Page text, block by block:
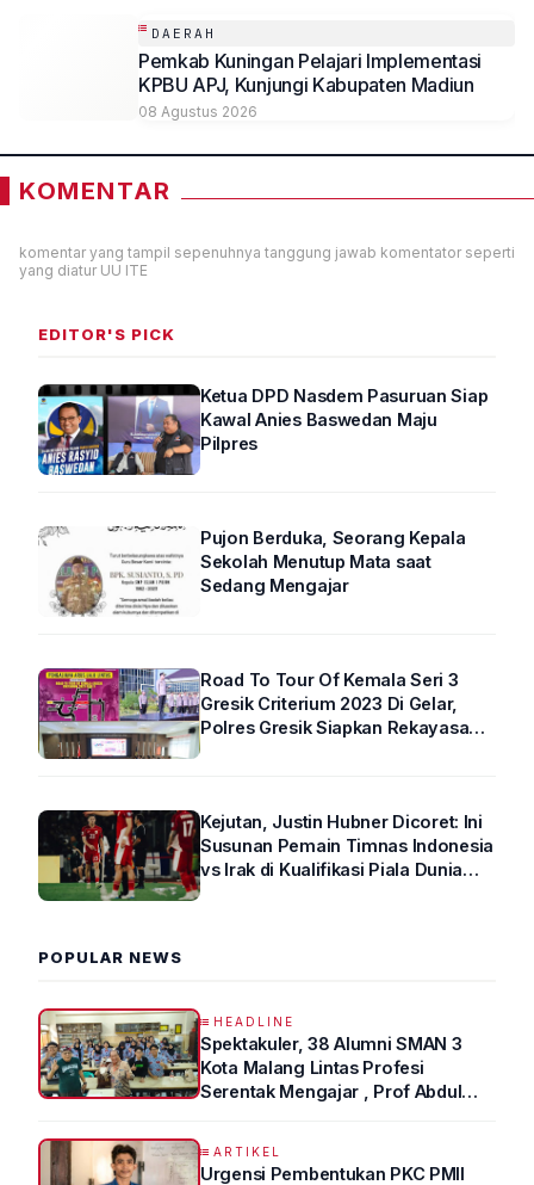
DAERAH
Pemkab Kuningan Pelajari Implementasi
KPBU APJ, Kunjungi Kabupaten Madiun
08 Agustus 2026
KOMENTAR
komentar yang tampil sepenuhnya tanggung jawab komentator seperti
yang diatur UU ITE
EDITOR'S PICK
Ketua DPD Nasdem Pasuruan Siap
Kawal Anies Baswedan Maju
Pilpres
Pujon Berduka, Seorang Kepala
Sekolah Menutup Mata saat
Sedang Mengajar
Road To Tour Of Kemala Seri 3
Gresik Criterium 2023 Di Gelar,
Polres Gresik Siapkan Rekayasa
Kejutan, Justin Hubner Dicoret: Ini
Susunan Pemain Timnas Indonesia
vs Irak di Kualifikasi Piala Dunia
POPULAR NEWS
HEADLINE
Spektakuler, 38 Alumni SMAN 3
Kota Malang Lintas Profesi
Serentak Mengajar , Prof Abdul
ARTIKEL
Urgensi Pembentukan PKC PMII